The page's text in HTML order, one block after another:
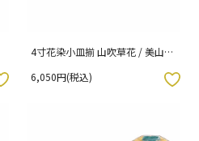
4寸花染小皿揃 山吹草花 / 美山窯
6,050円(税込)
お気に入りボタン